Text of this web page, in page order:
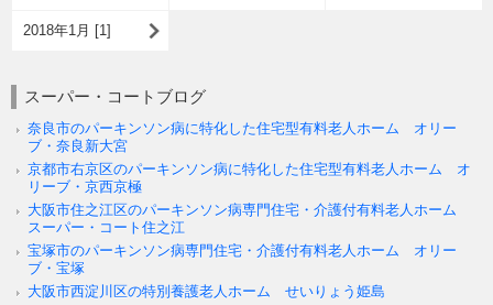
2018年1月 [1]
スーパー・コートブログ
奈良市のパーキンソン病に特化した住宅型有料老人ホーム オリー
ブ・奈良新大宮
京都市右京区のパーキンソン病に特化した住宅型有料老人ホーム オ
リーブ・京西京極
大阪市住之江区のパーキンソン病専門住宅・介護付有料老人ホーム
スーパー・コート住之江
宝塚市のパーキンソン病専門住宅・介護付有料老人ホーム オリー
ブ・宝塚
大阪市西淀川区の特別養護老人ホーム せいりょう姫島